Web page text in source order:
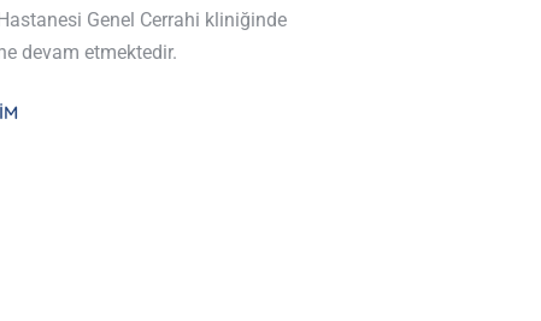
Genel Cerrahi kliniğinde
devam etmektedir.